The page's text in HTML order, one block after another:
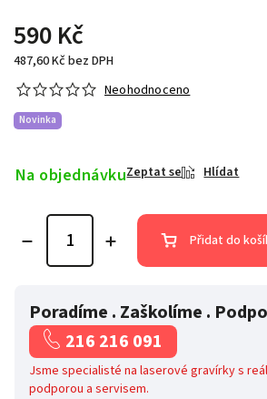
590 Kč
487,60 Kč bez DPH
Novinka
Neohodnoceno
Na objednávkuZeptat se Hlídat
Přidat do
Poradíme . Zaškolíme .
216 216 091
Jsme specialisté na laserové gravírky s
podporou a servisem.